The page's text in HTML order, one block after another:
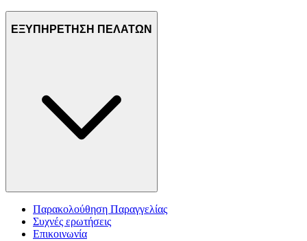
ΕΞΥΠΗΡΕΤΗΣΗ ΠΕΛΑΤΩΝ
Παρακολούθηση Παραγγελίας
Συχνές ερωτήσεις
Επικοινωνία